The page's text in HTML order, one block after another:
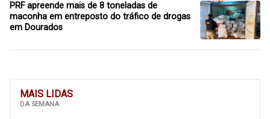
MAIS LIDAS
DA SEMANA
PRF apreende mais de 8 toneladas de
maconha em entreposto do tráfico de drogas
em Dourados